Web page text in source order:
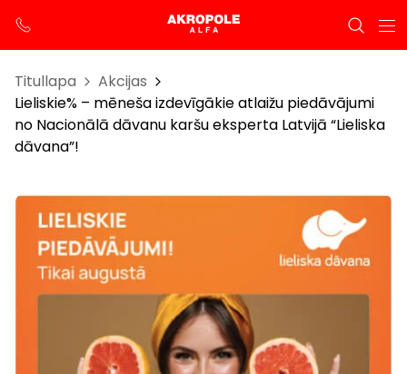
Titullapa
Akcijas
Lieliskie% – mēneša izdevīgākie atlaižu piedāvājumi
no Nacionālā dāvanu karšu eksperta Latvijā “Lieliska
dāvana”!